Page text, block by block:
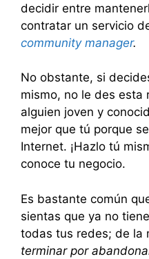
decidir entre
contratar un servicio
community manager.
No obstante, si
mismo, no le des esta
alguien joven y
mejor que tú porque
Internet. ¡Hazlo tú
conoce tu negocio.
Es bastante común
sientas que ya no
todas tus redes; de la
terminar por